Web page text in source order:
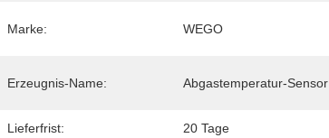
Marke: WEGO
Erzeugnis-Name: Abgastemperatur-Sensor
Lieferfrist: 20 Tage